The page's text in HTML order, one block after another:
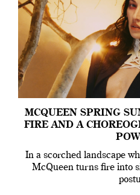
MCQUEEN SPRING
FIRE AND A
In a scorched landscape
McQueen turns fire into